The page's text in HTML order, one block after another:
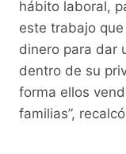
hábito laboral,
este trabajo
dinero para dar
dentro de su
forma ellos
familias”,